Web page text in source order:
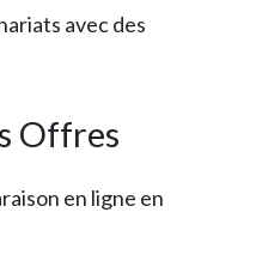
avec des
Offres
en ligne en